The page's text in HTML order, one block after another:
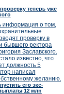
теперь уже
информация о том,
проверку в
бывшего ректора
Заславского.
известно, что
должность 5
написал
желанию.
его экс-
12 млн